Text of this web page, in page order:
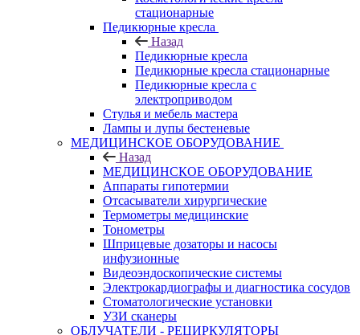
стационарные
Педикюрные кресла
Назад
Педикюрные кресла
Педикюрные кресла стационарные
Педикюрные кресла с
электроприводом
Стулья и мебель мастера
Лампы и лупы бестеневые
МЕДИЦИНСКОЕ ОБОРУДОВАНИЕ
Назад
МЕДИЦИНСКОЕ ОБОРУДОВАНИЕ
Аппараты гипотермии
Отсасыватели хирургические
Термометры медицинские
Тонометры
Шприцевые дозаторы и насосы
инфузионные
Видеоэндоскопические системы
Электрокардиографы и диагностика сосудов
Стоматологические установки
УЗИ сканеры
ОБЛУЧАТЕЛИ - РЕЦИРКУЛЯТОРЫ